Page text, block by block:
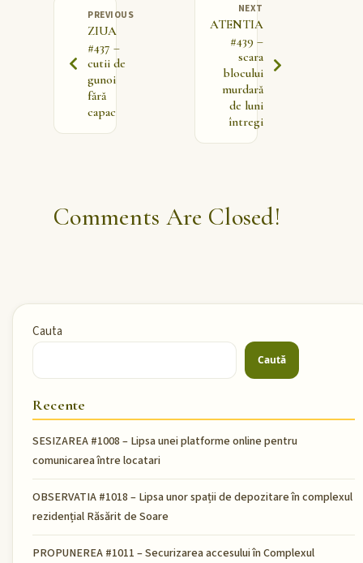
PREVIOUS
ZIUA
#437 –
cutii de
gunoi
fără
capac
NEXT
ATENTIA
#439 –
scara
blocului
murdară
de luni
întregi
Comments Are Closed!
Cauta
Caută
Recente
SESIZAREA #1008 – Lipsa unei platforme online pentru
comunicarea între locatari
OBSERVATIA #1018 – Lipsa unor spații de depozitare în complexul
rezidențial Răsărit de Soare
PROPUNEREA #1011 – Securizarea accesului în Complexul